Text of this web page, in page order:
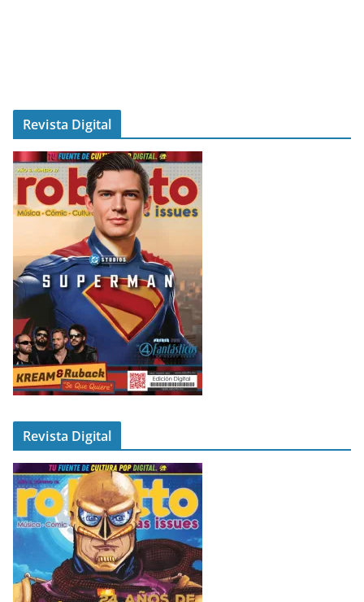
Revista Digital
Revista Digital